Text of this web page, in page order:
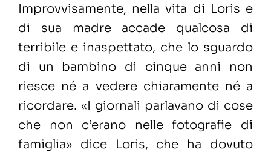
Improvvisamente, nella vita di Loris e
di sua madre accade qualcosa di
terribile e inaspettato, che lo sguardo
di un bambino di cinque anni non
riesce né a vedere chiaramente né a
ricordare. «I giornali parlavano di cose
che non c’erano nelle fotografie di
famiglia» dice Loris, che ha dovuto